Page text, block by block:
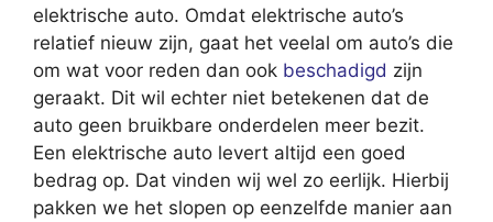
elektrische auto. Omdat elektrische auto’s
relatief nieuw zijn, gaat het veelal om auto’s die
om wat voor reden dan ook beschadigd zijn
geraakt. Dit wil echter niet betekenen dat de
auto geen bruikbare onderdelen meer bezit.
Een elektrische auto levert altijd een goed
bedrag op. Dat vinden wij wel zo eerlijk. Hierbij
pakken we het slopen op eenzelfde manier aan